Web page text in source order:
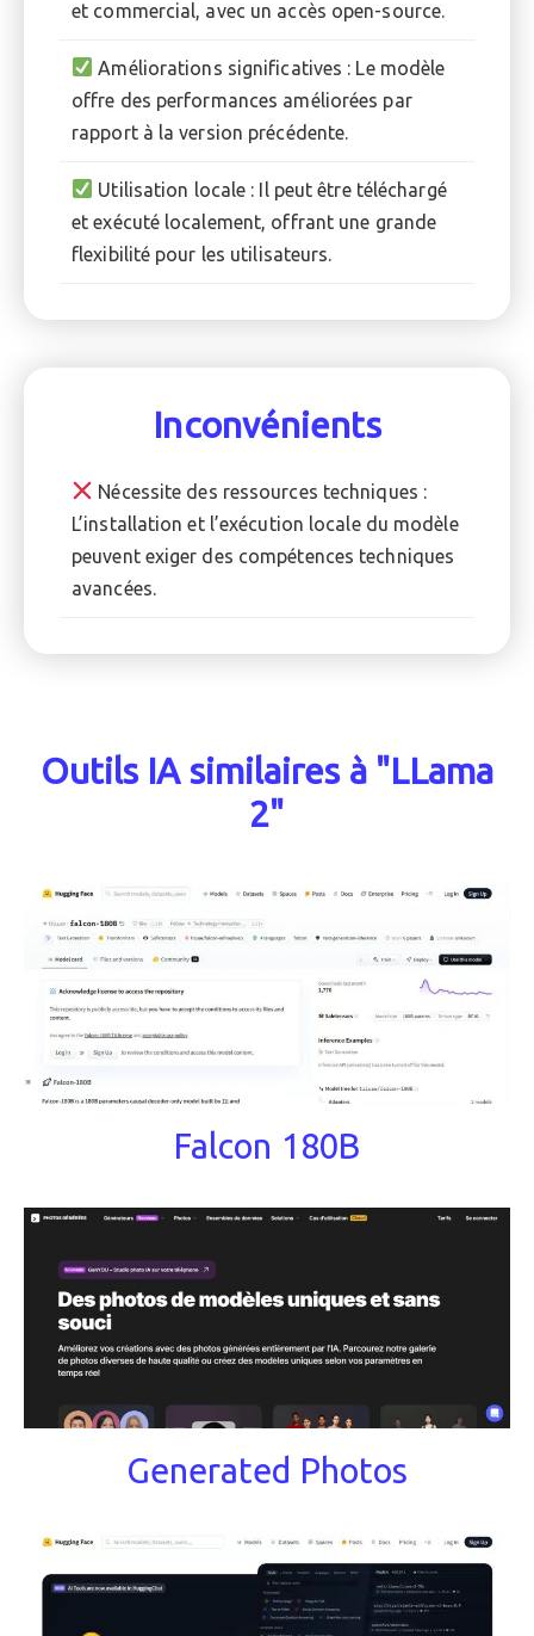
et commercial, avec un accès open-source.
Améliorations significatives : Le modèle
offre des performances améliorées par
rapport à la version précédente.
Utilisation locale : Il peut être téléchargé
et exécuté localement, offrant une grande
flexibilité pour les utilisateurs.
Inconvénients
Nécessite des ressources techniques :
L’installation et l’exécution locale du modèle
peuvent exiger des compétences techniques
avancées.
Outils IA similaires à "LLama
2"
Falcon 180B
Generated Photos